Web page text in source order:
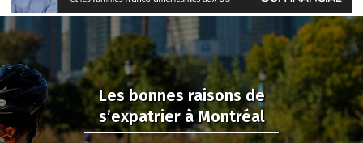
Les bonnes raisons de
s’expatrier à Montréal